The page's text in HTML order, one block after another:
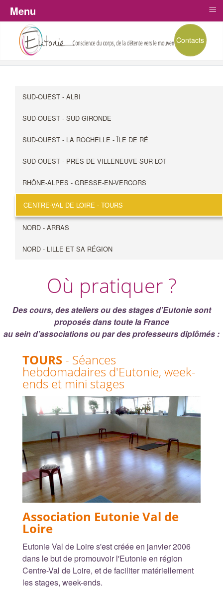
Contacts
SUD-OUEST - ALBI
SUD-OUEST - SUD GIRONDE
SUD-OUEST - LA ROCHELLE - ÎLE DE RÉ
SUD-OUEST - PRÈS DE VILLENEUVE-SUR-LOT
RHÔNE-ALPES - GRESSE-EN-VERCORS
CENTRE-VAL DE LOIRE - TOURS
NORD - ARRAS
NORD - LILLE ET SA RÉGION
Où pratiquer ?
Des cours, des ateliers ou des stages d’Eutonie sont
proposés dans toute la France
au sein d’associations ou par des professeurs diplômés :
TOURS- Séances
hebdomadaires d'Eutonie, week-
ends et mini stages
Association Eutonie Val de
Loire
Eutonie Val de Loire s'est créée en janvier 2006
dans le but de promouvoir l'Eutonie en région
Centre-Val de Loire, et de faciliter matériellement
les stages, week-ends.
Menu ≡